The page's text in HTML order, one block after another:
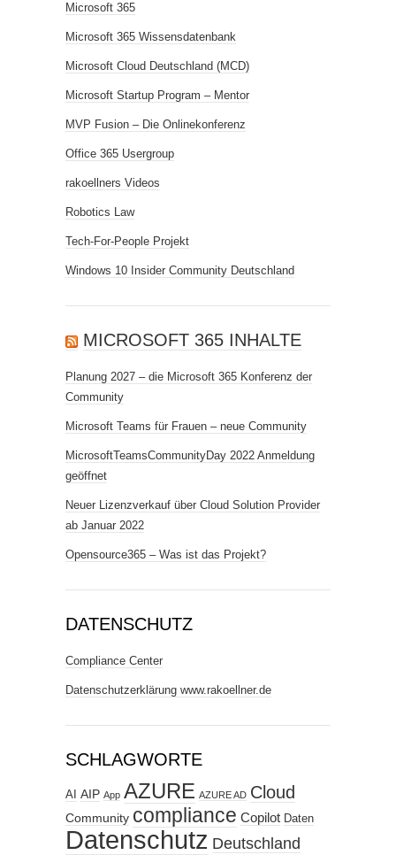
Microsoft 365
Microsoft 365 Wissensdatenbank
Microsoft Cloud Deutschland (MCD)
Microsoft Startup Program – Mentor
MVP Fusion – Die Onlinekonferenz
Office 365 Usergroup
rakoellners Videos
Robotics Law
Tech-For-People Projekt
Windows 10 Insider Community Deutschland
MICROSOFT 365 INHALTE
Planung 2027 – die Microsoft 365 Konferenz der
Community
Microsoft Teams für Frauen – neue Community
MicrosoftTeamsCommunityDay 2022 Anmeldung
geöffnet
Neuer Lizenzverkauf über Cloud Solution Provider
ab Januar 2022
Opensource365 – Was ist das Projekt?
DATENSCHUTZ
Compliance Center
Datenschutzerklärung www.rakoellner.de
SCHLAGWORTE
AI AIP App AZURE AZURE AD Cloud
Community compliance Copilot Daten
Datenschutz Deutschland